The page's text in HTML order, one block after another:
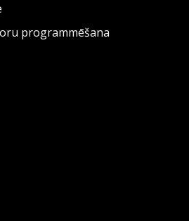
programmēšana